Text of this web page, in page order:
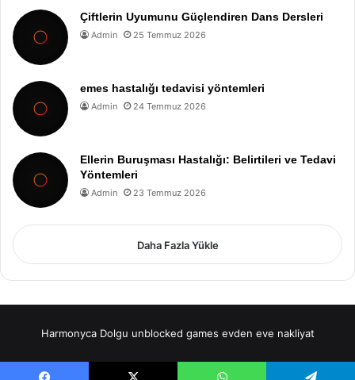
Çiftlerin Uyumunu Güçlendiren Dans Dersleri
Admin 25 Temmuz 2026
emes hastalığı tedavisi yöntemleri
Admin 24 Temmuz 2026
Ellerin Buruşması Hastalığı: Belirtileri ve Tedavi
Yöntemleri
Admin 23 Temmuz 2026
Daha Fazla Yükle
Harmonyca Dolgu unblocked games evden eve nakliyat